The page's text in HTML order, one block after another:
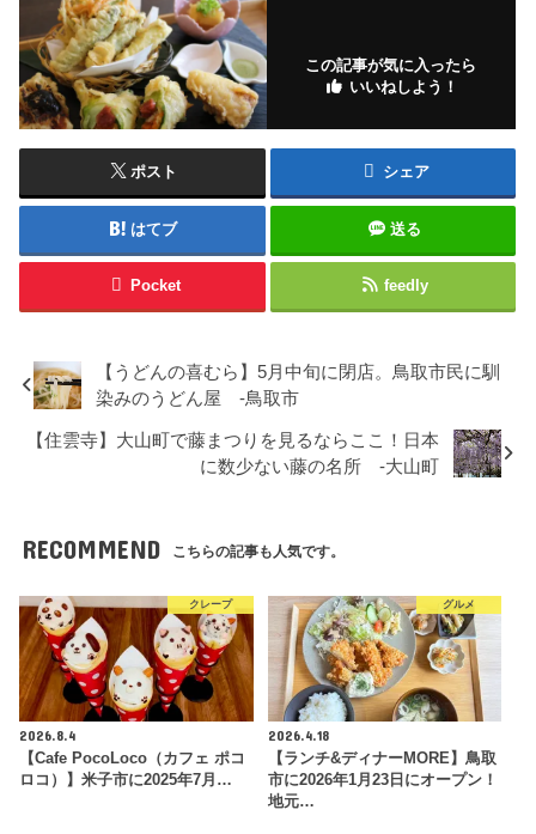
この記事が気に入ったら
いいねしよう！
ポスト シェア
はてブ 送る
Pocket feedly
【うどんの喜むら】5月中旬に閉店。鳥取市民に馴
染みのうどん屋 -鳥取市
【住雲寺】大山町で藤まつりを見るならここ！日本
に数少ない藤の名所 -大山町
RECOMMEND こちらの記事も人気です。
クレープ
2026.8.4
【Cafe PocoLoco（カフェ ポコ
ロコ）】米子市に2025年7月…
グルメ
2026.4.18
【ランチ&ディナーMORE】鳥取
市に2026年1月23日にオープン！
地元…